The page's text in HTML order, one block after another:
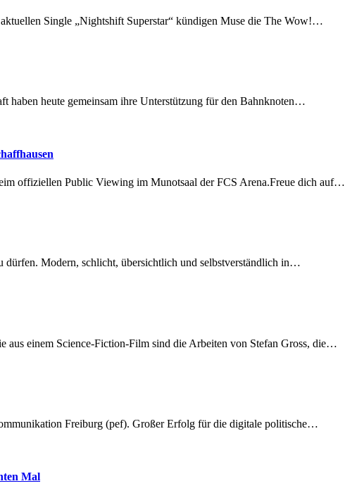
Single „Nightshift Superstar“ kündigen Muse die The Wow!…
haben heute gemeinsam ihre Unterstützung für den Bahnknoten…
offiziellen Public Viewing im Munotsaal der FCS Arena.Freue dich auf…
dürfen. Modern, schlicht, übersichtlich und selbstverständlich in…
einem Science-Fiction-Film sind die Arbeiten von Stefan Gross, die…
Freiburg (pef). Großer Erfolg für die digitale politische…
Mal